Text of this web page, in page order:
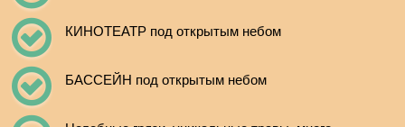
КИНОТЕАТР под открытым небом
БАССЕЙН под открытым небом